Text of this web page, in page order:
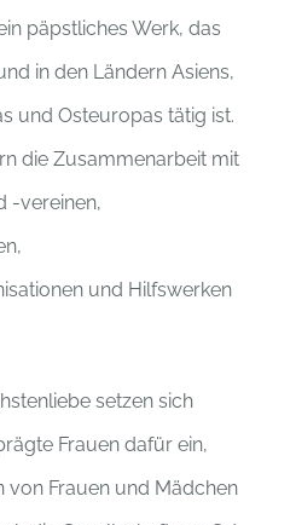
päpstliches Werk, das
in den Ländern Asiens,
und Osteuropas tätig ist.
die Zusammenarbeit mit
-vereinen,
und Hilfswerken
setzen sich
Frauen dafür ein,
von Frauen und Mädchen